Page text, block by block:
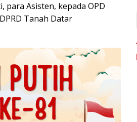
para Asisten, kepada OPD
Tanah Datar